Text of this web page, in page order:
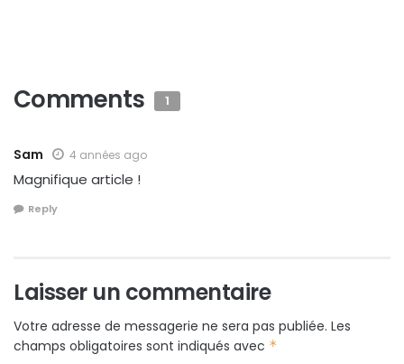
Comments 1
Sam 4 années ago
Magnifique article !
Reply
Laisser un commentaire
Votre adresse de messagerie ne sera pas publiée. Les
champs obligatoires sont indiqués avec *